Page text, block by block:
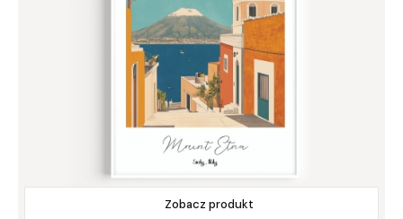
Zobacz produkt